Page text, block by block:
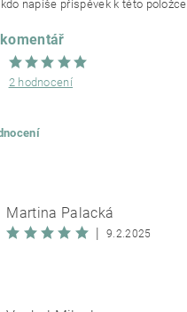
napíše příspěvek k této položce.
2 hodnocení
Martina Palacká
|
9.2.2025